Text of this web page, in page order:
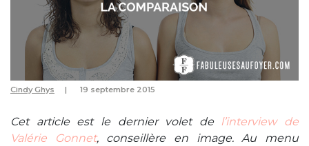
Cindy Ghys 19 septembre 2015
Cet article est le dernier volet de l’interview de
Valérie Gonnet, conseillère en image. Au menu